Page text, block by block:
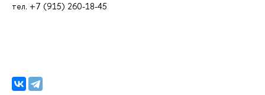
тел. +7 (915) 260-18-45